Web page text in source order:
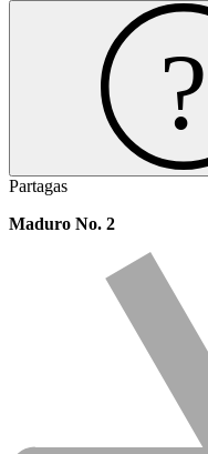
Partagas
Maduro No. 2